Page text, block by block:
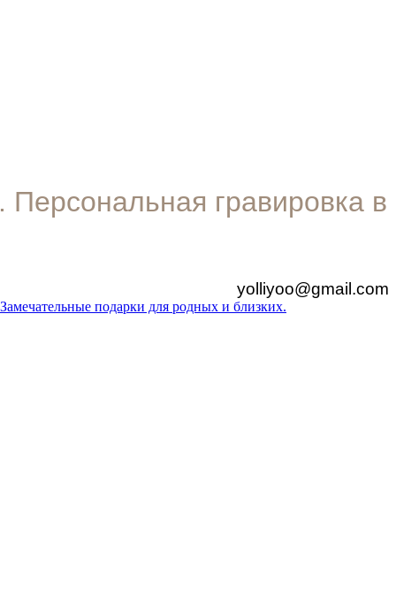
гравировка в
yolliyoo@gmail.com
подарки для родных и близких.